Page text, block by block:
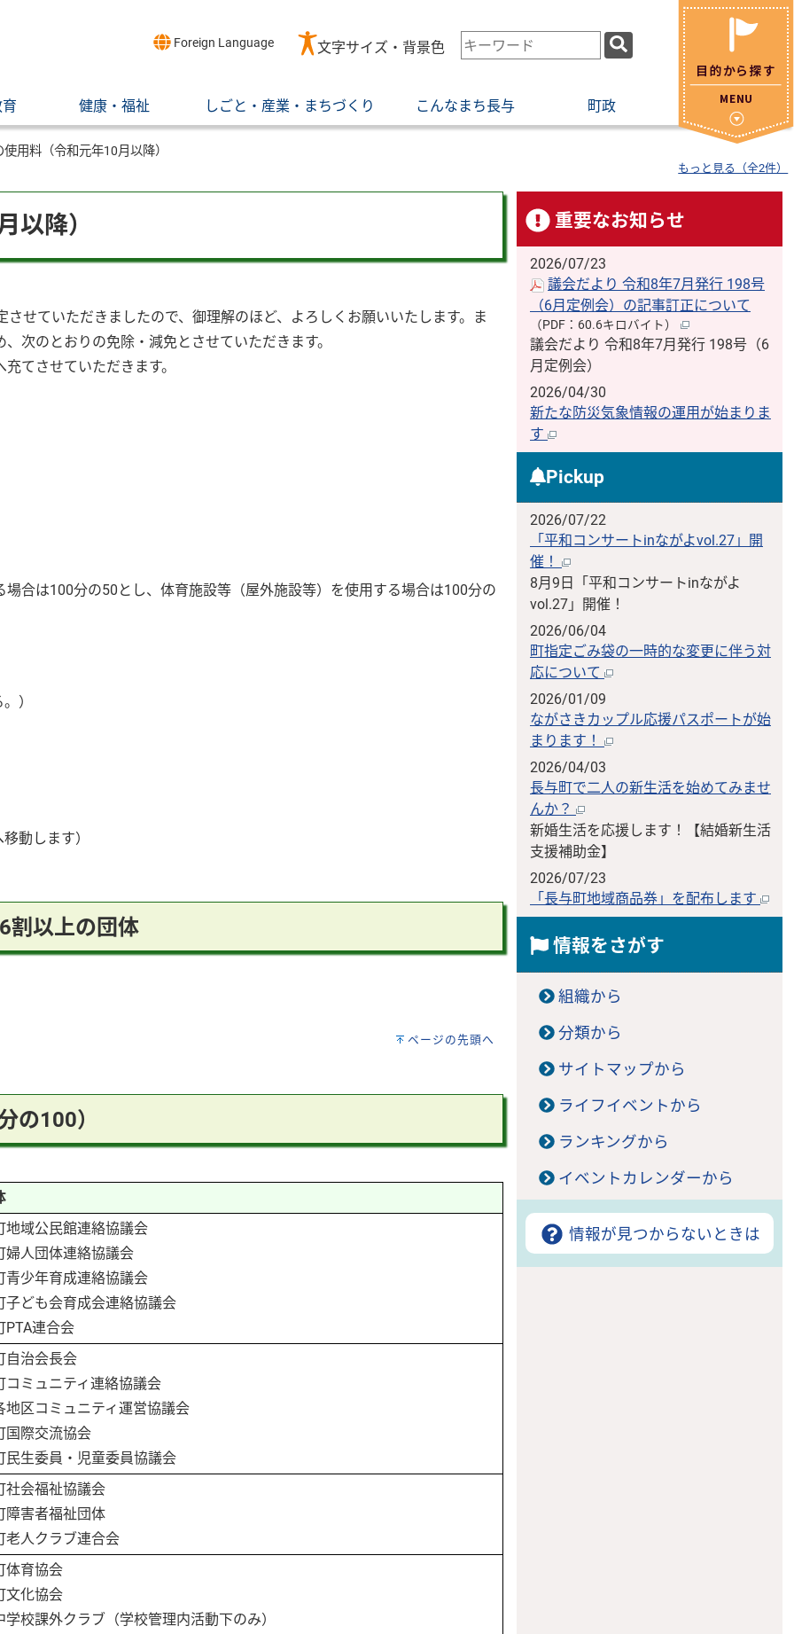
Foreign Language 文字サイズ・背景色
検
索
ー
ワ
健康・福祉 しごと・産業・まちづくり こんなまち長与 町政
用料（令和元年10月以降）
もっと見る（全2件）
以降）
せていただきましたので、御理解のほど、よろしくお願いいたします。ま
次のとおりの免除・減免とさせていただきます。
てさせていただきます。
合は100分の50とし、体育施設等（屋外施設等）を使用する場合は100分の
）
動します）
割以上の団体
ページの先頭へ
の100）
域公民館連絡協議会
人団体連絡協議会
少年育成連絡協議会
ども会育成会連絡協議会
連合会
自治会長会
ミュニティ連絡協議会
区コミュニティ運営協議会
国際交流協会
生委員・児童委員協議会
社会福祉協議会
障害者福祉団体
人クラブ連合会
体育協会
文化協会
校課外クラブ（学校管理内活動下のみ）
重要なお知らせ
2026/07/23
議会だより 令和8年7月発行 198号
（6月定例会）の記事訂正について
（PDF：60.6キロバイト）
議会だより 令和8年7月発行 198号（6
月定例会）
2026/04/30
新たな防災気象情報の運用が始まりま
す
Pickup
2026/07/22
「平和コンサートinながよvol.27」開
催！
8月9日「平和コンサートinながよ
vol.27」開催！
2026/06/04
町指定ごみ袋の一時的な変更に伴う対
応について
2026/01/09
ながさきカップル応援パスポートが始
まります！
2026/04/03
長与町で二人の新生活を始めてみませ
んか？
新婚生活を応援します！【結婚新生活
支援補助金】
2026/07/23
「長与町地域商品券」を配布します
情報をさがす
組織から
分類から
サイトマップから
ライフイベントから
ランキングから
イベントカレンダーから
情報が見つからないときは